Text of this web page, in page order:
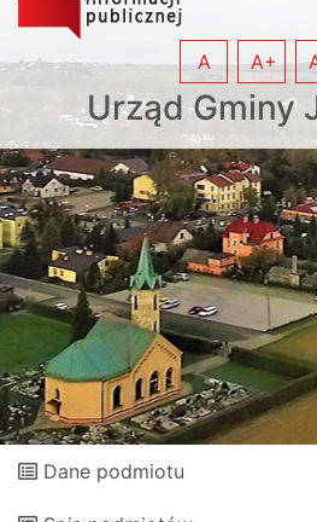
Urząd Gminy
A A+
Dane podmiotu